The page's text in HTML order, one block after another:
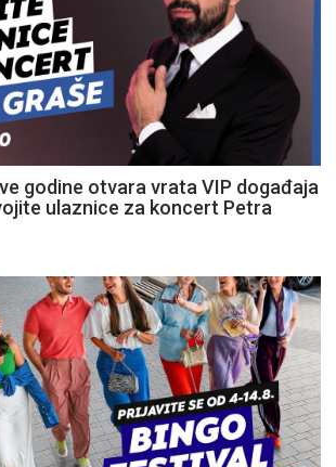
godine otvara vrata VIP događaja
ulaznice za koncert Petra